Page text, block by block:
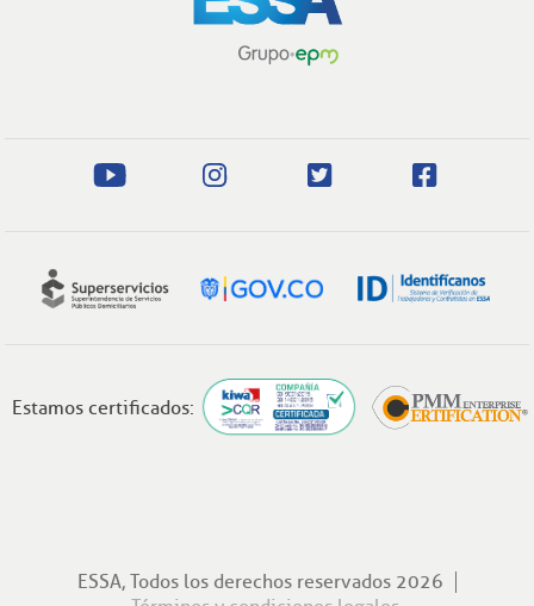
Estamos certificados:
ESSA, Todos los derechos reservados 2026